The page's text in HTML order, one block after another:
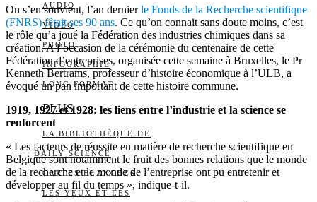
AUDIO
VIDÉO
PHOTO
INFOGRAPHIE
LONG FORMAT
PLUS
LA BIBLIOTHÈQUE DE
DAILY SCIENCE
CARTES BLANCHES
LES YEUX ET LES
On s’en souvient, l’an dernierle Fonds de la Recherche scientifique
(FNRS) fêtait ses 90 ans. Ce qu’on connait sans doute moins, c’est
le rôle qu’a joué la Fédération des industries chimiques dans sa
création. A l’occasion de la cérémonie du centenaire de cette
Fédération d’entreprises, organisée cette semaine à Bruxelles, le Pr
Kenneth Bertrams, professeur d’histoire économique à l’ULB, a
évoqué un pan important de cette histoire commune.
1919, 1927 et 1928: les liens entre l’industrie et la science se
renforcent
« Les facteurs de réussite en matière de recherche scientifique en
Belgique sont notamment le fruit des bonnes relations que le monde
de la recherche et le monde de l’entreprise ont pu entretenir et
développer au fil du temps », indique-t-il.